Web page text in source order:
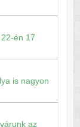
én 17
is nagyon
az